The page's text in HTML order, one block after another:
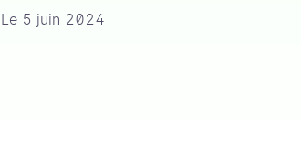
Le 5 juin 2024